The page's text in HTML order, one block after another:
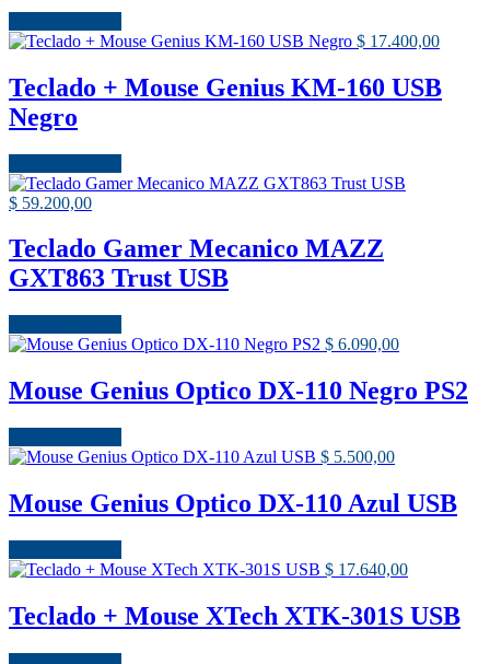
$ 17.400,00
Teclado + Mouse Genius KM-160 USB
Negro
$ 59.200,00
Teclado Gamer Mecanico MAZZ
GXT863 Trust USB
$ 6.090,00
Mouse Genius Optico DX-110 Negro PS2
$ 5.500,00
Mouse Genius Optico DX-110 Azul USB
$ 17.640,00
Teclado + Mouse XTech XTK-301S USB